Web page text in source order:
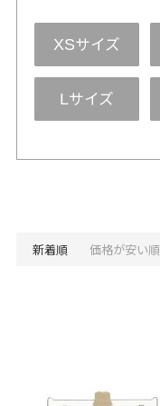
XSサイズ
Lサイズ
新着順 価格が安い順